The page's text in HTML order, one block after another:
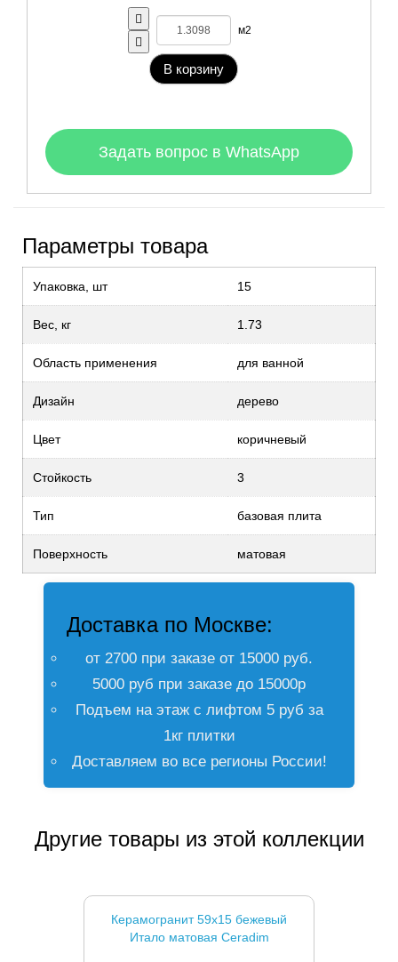
м2
В корзину
Задать вопрос в WhatsApp
Параметры товара
Упаковка, шт 15
Вес, кг 1.73
Область применения для ванной
Дизайн дерево
Цвет коричневый
Стойкость 3
Тип базовая плита
Поверхность матовая
Доставка по Москве:
от 2700 при заказе от 15000 руб.
5000 руб при заказе до 15000р
Подъем на этаж с лифтом 5 руб за
1кг плитки
Доставляем во все регионы России!
Другие товары из этой коллекции
Керамогранит 59x15 бежевый
Итало матовая Ceradim